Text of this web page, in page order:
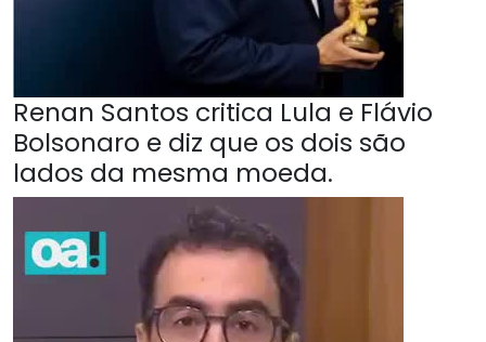
Renan Santos critica Lula e Flávio
Bolsonaro e diz que os dois são
lados da mesma moeda.